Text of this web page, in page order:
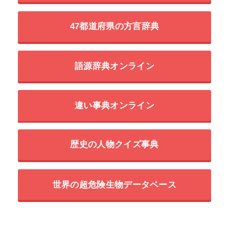
47都道府県の方言辞典
語源辞典オンライン
違い事典オンライン
歴史の人物クイズ事典
世界の超危険生物データベース